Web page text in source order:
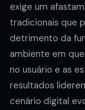
exige um
tradicionais que
detrimento da
ambiente em
no usuário e as
resultados
cenário digital